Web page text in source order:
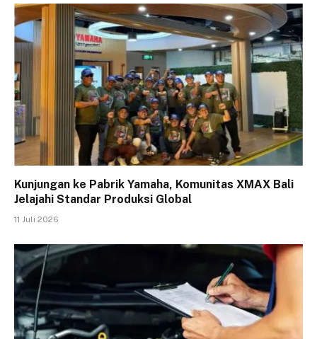
Kunjungan ke Pabrik Yamaha, Komunitas XMAX Bali
Jelajahi Standar Produksi Global
11 Juli 2026